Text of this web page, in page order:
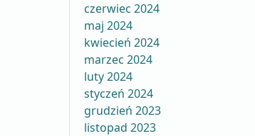
czerwiec 2024
maj 2024
kwiecień 2024
marzec 2024
luty 2024
styczeń 2024
grudzień 2023
listopad 2023